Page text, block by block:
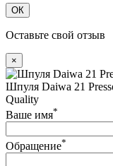
ОК
Оставьте свой отзыв
×
Шпуля Daiwa 21
Quality
Ваше имя*
Обращение*